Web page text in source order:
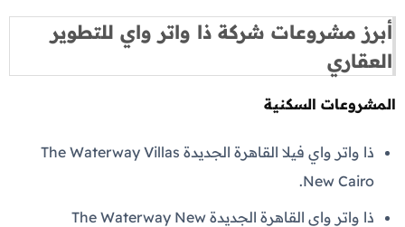
أبرز مشروعات شركة ذا واتر واي للتطوير
العقاري
المشروعات السكنية
ذا واتر واي فيلا القاهرة الجديدة The Waterway Villas
New Cairo.
ذا واتر واي القاهرة الجديدة The Waterway New